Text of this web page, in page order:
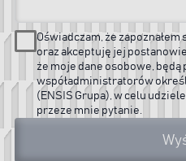
Oświadczam, że zapoznałem
oraz akceptuję jej
że moje dane osobowe,
współadministratorów
(ENSIS Grupa), w celu
przeze mnie pytanie.